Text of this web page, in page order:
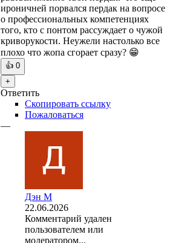
ироничней порвался пердак на вопросе
о профессиональных компетенциях
того, кто с понтом рассуждает о чужой
криворукости. Неужели настолько все
плохо что жопа сгорает сразу? 😁
👍 0
+
Ответить
Скопировать ссылку
Пожаловаться
—
Дэн М
22.06.2026
Комментарий удален
пользователем или
модератором...